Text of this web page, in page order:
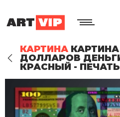
КАРТИНА
ДОЛЛАРОВ
КРАСНЫЙ -